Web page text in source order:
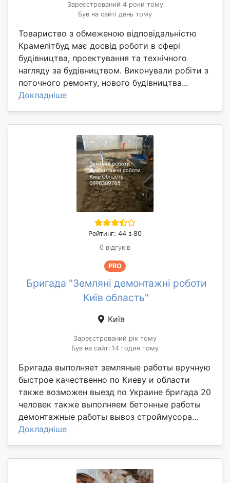
Зареєстрований 4 роки тому
Був на сайті день тому
Товариство з обмеженою відповідальністю
Крамелітбуд має досвід роботи в сфері
будівництва, проектування та технічного
нагляду за будівництвом. Виконували робіти з
поточного ремонту, нового будівництва...
Докладніше
Рейтинг: 44 з 80
0 відгуків
PRO
Бригада "Земляні демонтажні роботи
Київ область"
Київ
Зареєстрований рік тому
Був на сайті 14 годин тому
Бригада выполняет земляные работы вручную
быстрое качественно по Киеву и области
также возможен выезд по Украине бригада 20
человек также выполняем бетонные работы
демонтажные работы вывоз строймусора...
Докладніше